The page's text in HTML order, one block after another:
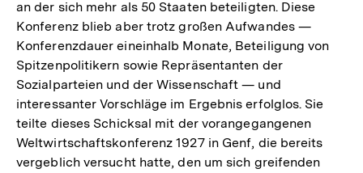
der
Fußnote
an der sich mehr als 50 Staaten beteiligten. Diese
Konferenz blieb aber trotz großen Aufwandes —
Konferenzdauer eineinhalb Monate, Beteiligung von
Spitzenpolitikern sowie Repräsentanten der
Sozialparteien und der Wissenschaft — und
interessanter Vorschläge im Ergebnis erfolglos. Sie
teilte dieses Schicksal mit der vorangegangenen
Weltwirtschaftskonferenz 1927 in Genf, die bereits
vergeblich versucht hatte, den um sich greifenden